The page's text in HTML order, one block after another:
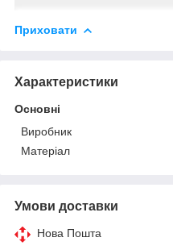
Приховати
Характеристики
Основні
Виробник
Матеріал
Умови доставки
Нова Пошта